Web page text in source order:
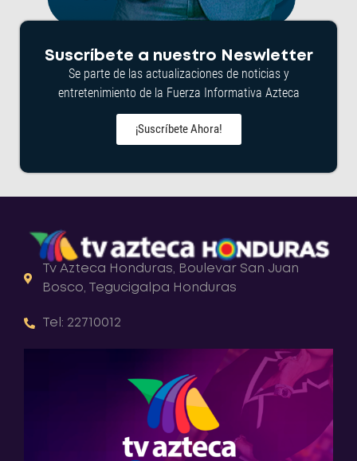
Suscríbete a nuestro Neswletter
Se parte de las actualizaciones de noticias y
entretenimiento de la Fuerza Informativa Azteca
¡Suscríbete Ahora!
Tv Azteca Honduras, Boulevar San Juan
Bosco, Tegucigalpa Honduras
Tel: 22710012